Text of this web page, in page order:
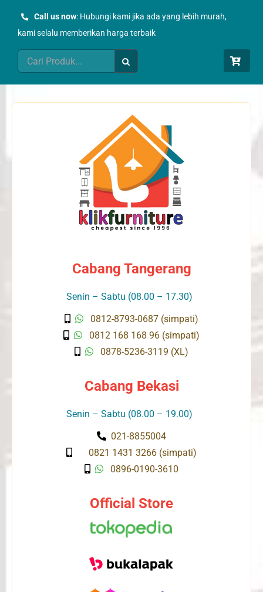
Call us now: Hubungi kami jika ada yang lebih murah,
kami selalu memberikan harga terbaik
Search
for:
Cabang Tangerang
Senin – Sabtu (08.00 – 17.30)
0812-8793-0687 (simpati)
0812 168 168 96 (simpati)
0878-5236-3119 (XL)
Cabang Bekasi
Senin – Sabtu (08.00 – 19.00)
021-8855004
0821 1431 3266 (simpati)
0896-0190-3610
Official Store